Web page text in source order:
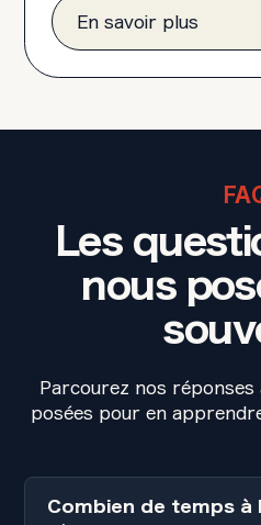
En savoir plus
Les
nous
Parcourez nos
posées pour en
Combien de temps à